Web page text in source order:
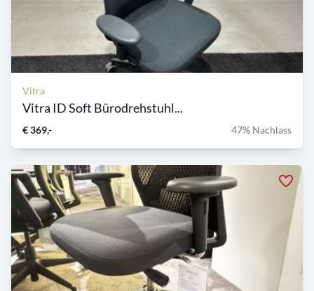
Vitra
Vitra ID Soft Bürodrehstuhl...
€ 369,- 47% Nachlass